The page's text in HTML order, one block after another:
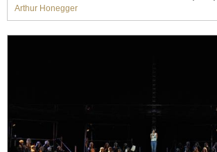
Arthur Honegger